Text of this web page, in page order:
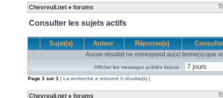
Chevreuil.net » forums
Consulter les sujets actifs
Sujet(s) Auteur Réponse(s)
Aucun résultat ne correspond au(x) terme(s) que
Afficher les messages publiés depuis :
Page 1 sur 1 [ La recherche a retourné 0 résultat(s) ]
Chevreuil.net » forums